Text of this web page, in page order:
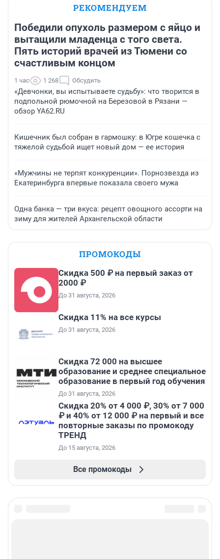
РЕКОМЕНДУЕМ
Победили опухоль размером с яйцо и
вытащили младенца с того света.
Пять историй врачей из Тюмени со
счастливым концом
1 час 1 268 Обсудить
«Девчонки, вы испытываете судьбу»: что творится в
подпольной рюмочной на Березовой в Рязани —
обзор YA62.RU
Кишечник был собран в гармошку: в Югре кошечка с
тяжелой судьбой ищет новый дом — ее история
«Мужчины не терпят конкуренции». Порнозвезда из
Екатеринбурга впервые показала своего мужа
Одна банка — три вкуса: рецепт овощного ассорти на
зиму для жителей Архангельской области
ПРОМОКОДЫ
Скидка 500 ₽ на первый заказ от
2000 ₽
До 31 августа, 2026
Скидка 11% на все курсы
До 31 августа, 2026
Скидка 72 000 на высшее
образование и среднее специальное
образование в первый год обучения
До 31 августа, 2026
Скидка 20% от 4 000 ₽, 30% от 7 000
₽ и 40% от 12 000 ₽ на первый и все
повторные заказы по промокоду
ТРЕНД
До 15 августа, 2026
Все промокоды